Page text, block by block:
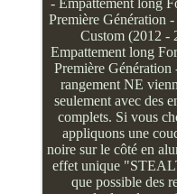
Première Génération
Custom (2012 -
Empattement long
Première Génération
rangement NE
seulement avec des
complets. Si vous
appliquons une
noire sur le côté en
effet unique
que possible des